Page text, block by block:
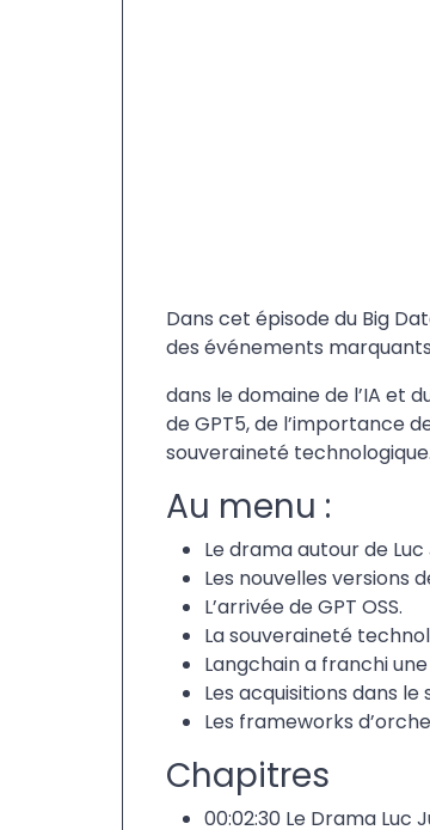
Dans cet épisode du Big
des événements
dans le domaine de l’IA et
de GPT5, de l’importance
souveraineté technologique.
Au menu :
Le drama autour de
Les nouvelles versions
L’arrivée de GPT OSS.
La souveraineté
Langchain a franchi
Les acquisitions dans
Les frameworks
Chapitres
00:02:30 Le Drama Luc